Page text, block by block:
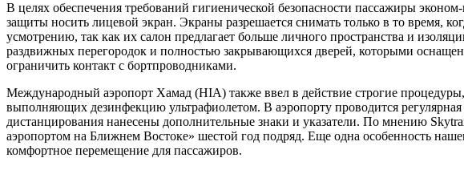
В целях обеспечения требований гигиенической безопасности пассажиры
защиты носить лицевой экран. Экраны разрешается снимать только в то время,
усмотрению, так как их салон предлагает больше личного пространства и
раздвижных перегородок и полностью закрывающихся дверей, которыми
ограничить контакт с бортпроводниками.
Международный аэропорт Хамад (HIA) также ввел в действие строгие
выполняющих дезинфекцию ультрафиолетом. В аэропорту проводится
дистанцирования нанесены дополнительные знаки и указатели. По мнению
аэропортом на Ближнем Востоке» шестой год подряд. Еще одна особенность
комфортное перемещение для пассажиров.